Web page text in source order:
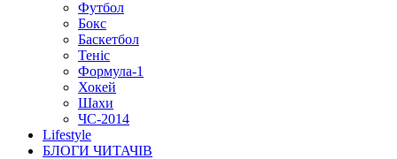
Футбол
Бокс
Баскетбол
Теніс
Формула-1
Хокей
Шахи
ЧС-2014
Lifestyle
БЛОГИ ЧИТАЧІВ